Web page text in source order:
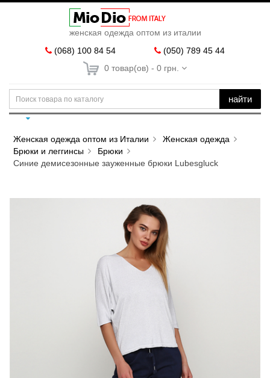
женская одежда оптом из италии
(068) 100 84 54
(050) 789 45 44
0 товар(ов) - 0 грн.
найти
Женская одежда оптом из Италии
Женская одежда
Брюки и леггинсы
Брюки
Синие демисезонные зауженные брюки Lubesgluck